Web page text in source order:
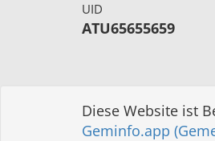
UID
ATU65655659
Diese Website ist
Geminfo.app